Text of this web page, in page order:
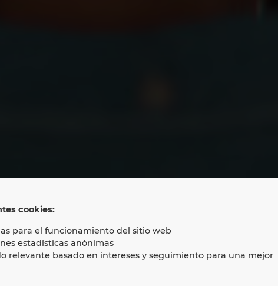
cookies:
para el funcionamiento del sitio web
estadísticas anónimas
relevante basado en intereses y seguimiento para una mejor
Education para